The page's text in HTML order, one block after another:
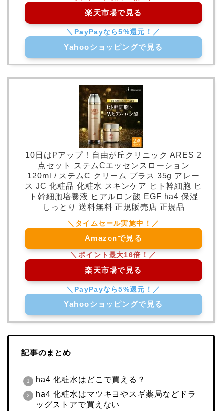
楽天市場で見る
Yahooショッピングで見る
10日はPアップ！自由が丘クリニック ARES 2
点セット ステムCエッセンスローション
120ml / ステムC クリーム プラス 35g アレー
ス JC 化粧品 化粧水 スキンケア ヒト幹細胞 ヒ
ト幹細胞培養液 ヒアルロン酸 EGF ha4 保湿
しっとり 送料無料 正規販売店 正規品
Amazonで見る
楽天市場で見る
Yahooショッピングで見る
記事のまとめ
ha4 化粧水はどこで買える？
ha4 化粧水はマツキヨやスギ薬局などドラ
ッグストアで買えない